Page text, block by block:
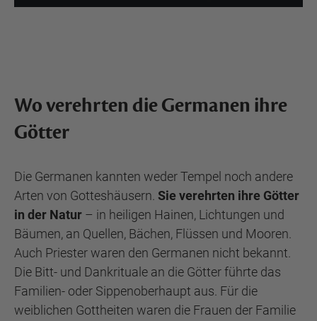
Wo verehrten die Germanen ihre
Götter
Die Germanen kannten weder Tempel noch andere
Arten von Gotteshäusern. Sie verehrten ihre Götter
in der Natur – in heiligen Hainen, Lichtungen und
Bäumen, an Quellen, Bächen, Flüssen und Mooren.
Auch Priester waren den Germanen nicht bekannt.
Die Bitt- und Dankrituale an die Götter führte das
Familien- oder Sippenoberhaupt aus. Für die
weiblichen Gottheiten waren die Frauen der Familie